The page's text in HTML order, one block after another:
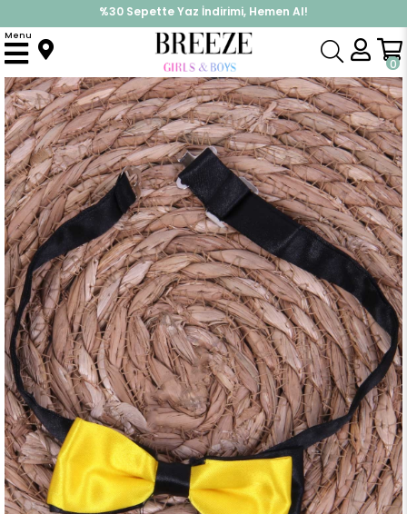
%30 Sepette Yaz İndirimi, Hemen Al!
İndirimlere ek %10 İndirimi Kap, Hemen Üye Ol!
0
Menu
Anasayfa Papyon & Kuşak & Kravat Erkek Çocuk Papyon Sarı (Standart)